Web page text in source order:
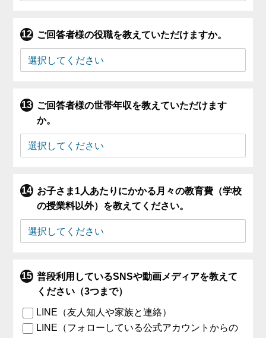
ご回答者様の役職を教えていただけますか。
ご回答者様の世帯年収を教えていただけます
か。
お子さま1人あたりにかかる月々の教育費（学校
の授業料以外）を教えてください。
普段利用しているSNSや動画メディアを教えて
ください（3つまで）
LINE（友人知人や家族と連絡）
LINE（フォローしている公式アカウントからの